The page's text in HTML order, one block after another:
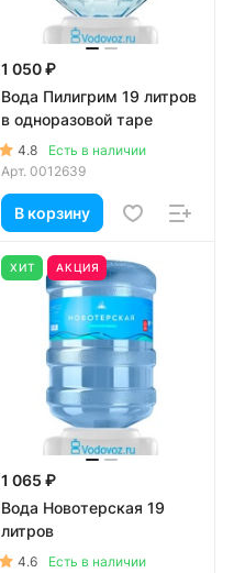
1 050 ₽
Вода Пилигрим 19 литров
в одноразовой таре
4.8
Есть в наличии
Арт. 0012639
В корзину
ХИТ АКЦИЯ
1 065 ₽
Вода Новотерская 19
литров
4.6
Есть в наличии